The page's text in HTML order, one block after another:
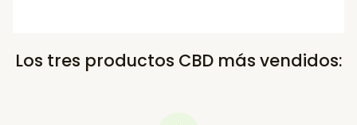
Los tres productos CBD más vendidos: